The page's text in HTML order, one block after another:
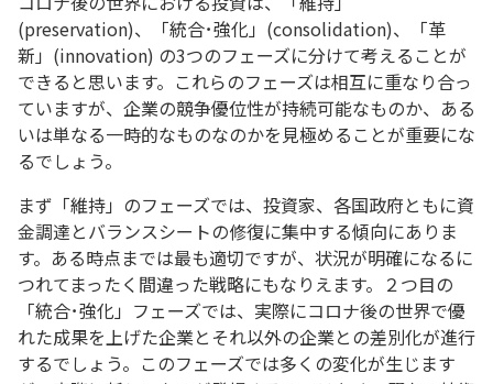
(preservation)、「統合･強化」(consolidation)、「革
新」(innovation) の3つのフェーズに分けて考えることが
できると思います。これらのフェーズは相互に重なり合っ
ていますが、企業の競争優位性が持続可能なものか、ある
いは単なる一時的なものなのかを見極めることが重要にな
るでしょう。
まず「維持」のフェーズでは、投資家、各国政府ともに資
金調達とバランスシートの修復に集中する傾向にありま
す。ある時点までは最も適切ですが、状況が明確になるに
つれてまったく間違った戦略にもなりえます。２つ目の
「統合･強化」フェーズでは、実際にコロナ後の世界で優
れた成果を上げた企業とそれ以外の企業との差別化が進行
するでしょう。このフェーズでは多くの変化が生じます